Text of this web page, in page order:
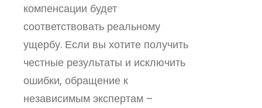
компенсации будет
соответствовать реальному
ущербу. Если вы хотите получить
честные результаты и исключить
ошибки, обращение к
независимым экспертам –